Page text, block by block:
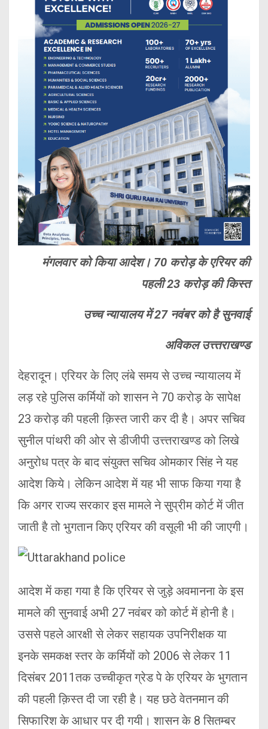
मंगलवार को किया आदेश। 70 करोड़ के एरियर की
पहली 23 करोड़ की किस्त
उच्च न्यायालय में 27 नवंबर को है सुनवाई
अविकल उत्त्तराखण्ड
देहरादून। एरियर के लिए लंबे समय से उच्च न्यायालय में
लड़ रहे पुलिस कर्मियों को शासन ने 70 करोड़ के सापेक्ष
23 करोड़ की पहली क़िस्त जारी कर दी है। अपर सचिव
सुनील पांथरी की ओर से डीजीपी उत्त्तराखण्ड को लिखे
अनुरोध पत्र के बाद संयुक्त सचिव ओमकार सिंह ने यह
आदेश किये। लेकिन आदेश में यह भी साफ किया गया है
कि अगर राज्य सरकार इस मामले ने सुप्रीम कोर्ट में जीत
जाती है तो भुगतान किए एरियर की वसूली भी की जाएगी।
आदेश में कहा गया है कि एरियर से जुड़े अवमानना के इस
मामले की सुनवाई अभी 27 नवंबर को कोर्ट में होनी है।
उससे पहले आरक्षी से लेकर सहायक उपनिरीक्षक या
इनके समकक्ष स्तर के कर्मियों को 2006 से लेकर 11
दिसंबर 2011तक उच्चीकृत ग्रेड पे के एरियर के भुगतान
की पहली क़िस्त दी जा रही है। यह छठे वेतनमान की
सिफारिश के आधार पर दी गयी। शासन के 8 सितम्बर